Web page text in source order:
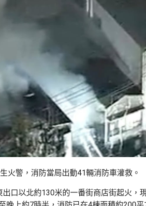
火警，消防當局出動41輛消防車灌救。
口以北約130米的一番街商店街起火，